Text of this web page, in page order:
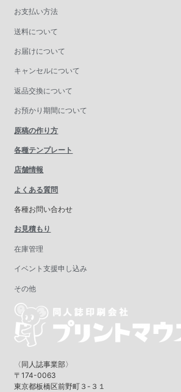
お支払い方法
送料について
お届けについて
キャンセルについて
返品交換について
お預かり期間について
原稿の作り方
各種テンプレート
店舗情報
よくある質問
各種お問い合わせ
お見積もり
在庫管理
イベント支援申し込み
その他
〈同人誌事業部〉
〒174-0063
東京都板橋区前野町３-３１